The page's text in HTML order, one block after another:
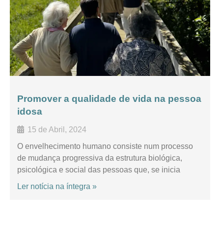
Promover a qualidade de vida na pessoa
idosa
15 de Abril, 2024
O envelhecimento humano consiste num processo
de mudança progressiva da estrutura biológica,
psicológica e social das pessoas que, se inicia
Ler notícia na íntegra »